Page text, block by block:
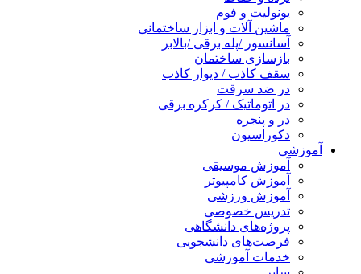
یونولیت و فوم
ماشین آلات و ابزار ساختمانی
آسانسور /پله برقی /بالابر
بازسازی ساختمان
سقف کاذب / دیوار کاذب
در ضد سرقت
در اتوماتیک / کرکره برقی
در و پنجره
دکوراسیون
آموزشی
آموزش موسیقی
آموزش کامپیوتر
آموزش ورزشی
تدریس خصوصی
پروژه‌های دانشگاهی
فرصت‌های دانشجویی
خدمات آموزشی